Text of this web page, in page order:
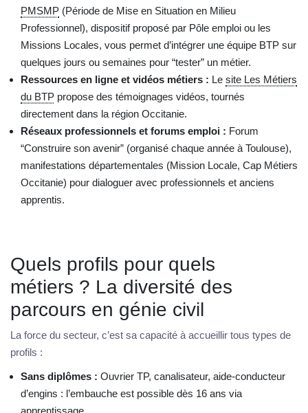
PMSMP (Période de Mise en Situation en Milieu
Professionnel), dispositif proposé par Pôle emploi ou les
Missions Locales, vous permet d’intégrer une équipe BTP sur
quelques jours ou semaines pour “tester” un métier.
Ressources en ligne et vidéos métiers : Le site Les Métiers
du BTP propose des témoignages vidéos, tournés
directement dans la région Occitanie.
Réseaux professionnels et forums emploi : Forum
“Construire son avenir” (organisé chaque année à Toulouse),
manifestations départementales (Mission Locale, Cap Métiers
Occitanie) pour dialoguer avec professionnels et anciens
apprentis.
Quels profils pour quels
métiers ? La diversité des
parcours en génie civil
La force du secteur, c’est sa capacité à accueillir tous types de
profils :
Sans diplômes : Ouvrier TP, canalisateur, aide-conducteur
d’engins : l’embauche est possible dès 16 ans via
apprentissage.